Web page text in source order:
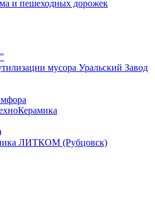
и пешеходных дорожек
мусора Уральский Завод
ЛИТКОМ (Рубцовск)